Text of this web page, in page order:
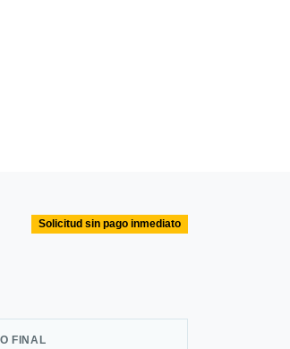
Solicitud sin pago inmediato
FINAL